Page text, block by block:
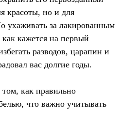
красоты, но и для
ухаживать за лакированным
кажется на первый
разводов, царапин и
вас долгие годы.
том, как правильно
что важно учитывать